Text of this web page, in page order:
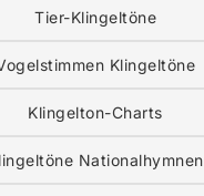
Tier-Klingeltöne
Klingeltöne
Klingelton-Charts
Nationalhymnen